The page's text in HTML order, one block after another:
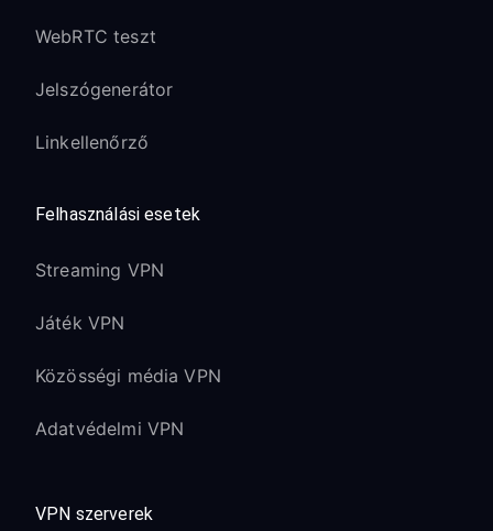
WebRTC teszt
Jelszógenerátor
Linkellenőrző
Felhasználási esetek
Streaming VPN
Játék VPN
Közösségi média VPN
Adatvédelmi VPN
VPN szerverek